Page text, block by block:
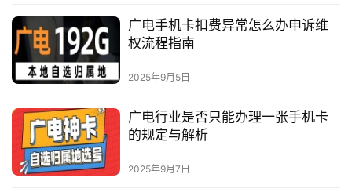
广电手机卡扣费异常怎么办申诉维
权流程指南
2025年9月5日
广电行业是否只能办理一张手机卡
的规定与解析
2025年9月7日